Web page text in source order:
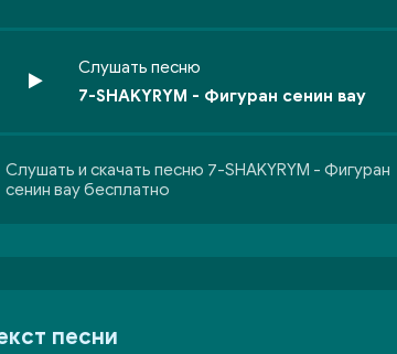
Слушать песню
7-SHAKYRYM - Фигуран сенин вау
Слушать и скачать песню 7-SHAKYRYM - Фигуран
сенин вау бесплатно
песни